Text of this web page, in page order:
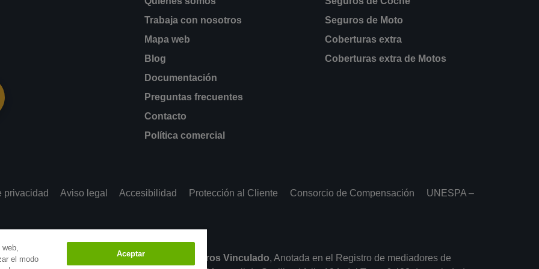
Trabaja con nosotros
Mapa web
Blog
Documentación
Preguntas frecuentes
Contacto
Política comercial
Seguros de Moto
Coberturas extra
Coberturas extra de Motos
privacidad Aviso legal Accesibilidad Protección al Cliente Consorcio de Compensación
UNESPA –
Services, S.A.U. (AIS) Agente de Seguros Vinculado, Anotada en el Registro de mediadores de
el modo
Aceptar